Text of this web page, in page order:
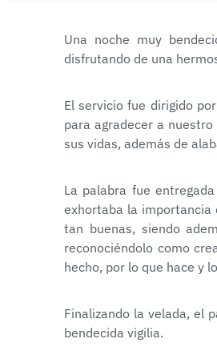
Una noche muy
disfrutando de una
El servicio fue dirigido
para agradecer a
sus vidas, además de
La palabra fue
exhortaba la importancia
tan buenas, siendo
reconociéndolo como
hecho, por lo que hace y
Finalizando la velada, el
bendecida vigilia.